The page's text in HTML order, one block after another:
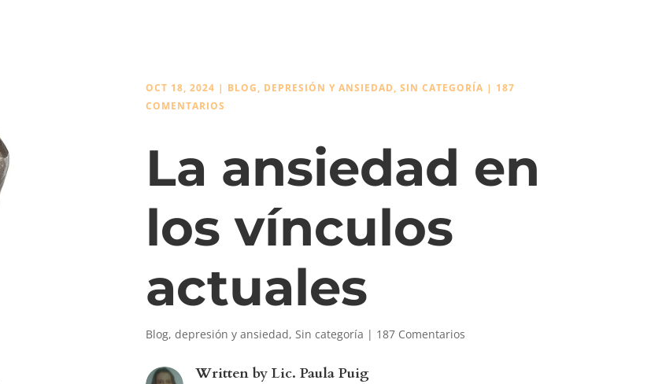
OCT 18, 2024 | BLOG, DEPRESIÓN Y ANSIEDAD, SIN CATEGORÍA | 187
COMENTARIOS
La ansiedad en
los vínculos
actuales
Blog, depresión y ansiedad, Sin categoría | 187 Comentarios
Written by Lic. Paula Puig